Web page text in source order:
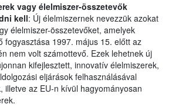
vagy élelmiszer-összetevők
kell: Új élelmiszernek nevezzük azokat
élelmiszer-összetevőket, amelyek
fogyasztása 1997. május 15. előtt az
nem volt számottevő. Ezek lehetnek új
kifejlesztett, innovatív élelmiszerek,
eljárások felhasználásával
illetve az EU-n kívül hagyományosan